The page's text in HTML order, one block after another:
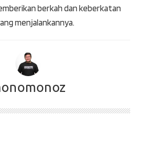
berkah dan keberkatan
menjalankannya.